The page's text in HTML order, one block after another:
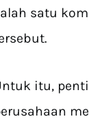
satu
itu,